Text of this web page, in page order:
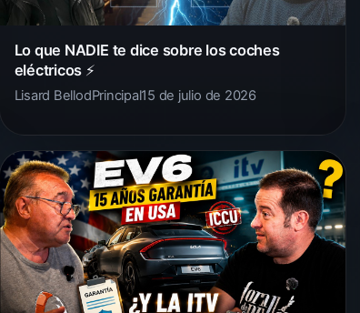
Lo que NADIE te dice sobre los coches
eléctricos ⚡️
Lisard BellodPrincipal15 de julio de 2026